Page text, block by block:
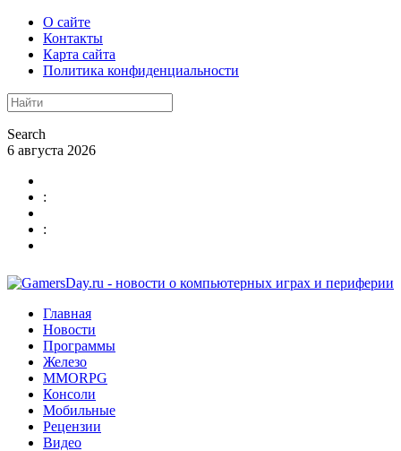
О сайте
Контакты
Карта сайта
Политика конфиденциальности
Search
6 августа 2026
:
:
Главная
Новости
Программы
Железо
MMORPG
Консоли
Мобильные
Рецензии
Видео